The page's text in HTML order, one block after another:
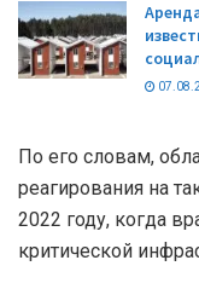
По его словам,
реагирования на
2022 году, когда
критической